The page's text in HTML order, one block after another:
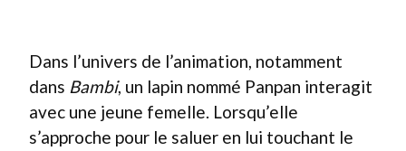
Dans l’univers de l’animation, notamment
dans Bambi, un lapin nommé Panpan interagit
avec une jeune femelle. Lorsqu’elle
s’approche pour le saluer en lui touchant le